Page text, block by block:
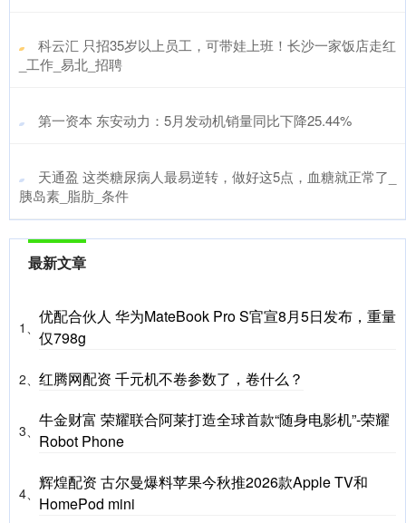
​科云汇 只招35岁以上员工，可带娃上班！长沙一家饭店走红
_工作_易北_招聘
​第一资本 东安动力：5月发动机销量同比下降25.44%
​天通盈 这类糖尿病人最易逆转，做好这5点，血糖就正常了_
胰岛素_脂肪_条件
最新文章
1、
优配合伙人 华为MateBook Pro S官宣8月5日发布，重量
仅798g
2、 红腾网配资 千元机不卷参数了，卷什么？
3、
牛金财富 荣耀联合阿莱打造全球首款“随身电影机”-荣耀
Robot Phone
4、
辉煌配资 古尔曼爆料苹果今秋推2026款Apple TV和
HomePod mini